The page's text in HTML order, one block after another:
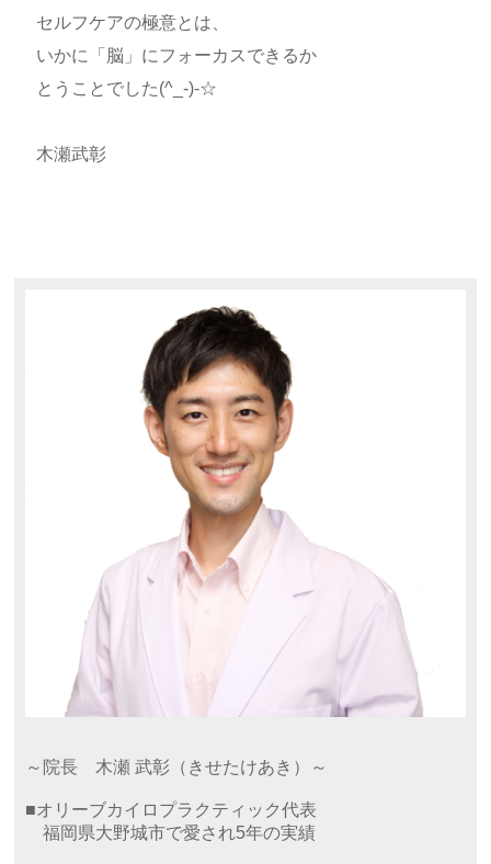
セルフケアの極意とは、
いかに「脳」にフォーカスできるか
とうことでした(^_-)-☆
木瀬武彰
～院長 木瀬 武彰（きせたけあき）～
■オリーブカイロプラクティック代表
福岡県大野城市で愛され5年の実績